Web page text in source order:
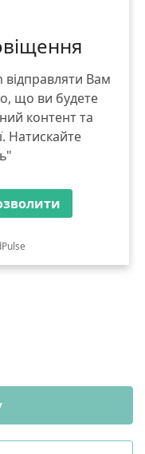
Вам
що ви будете
контент та
Натискайте